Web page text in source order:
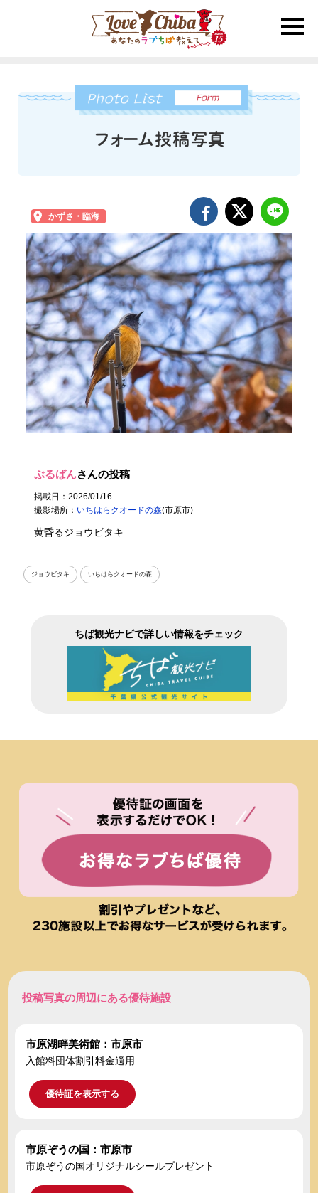
toggle
かずさ・臨海
ぶるばんさんの投稿
掲載日：2026/01/16
撮影場所： いちはらクオードの森(市原市)
黄昏るジョウビタキ
ジョウビタキ いちはらクオードの森
ちば観光ナビで詳しい情報をチェック
投稿写真の周辺にある優待施設
市原湖畔美術館：市原市
入館料団体割引料金適用
優待証を表示する
市原ぞうの国：市原市
市原ぞうの国オリジナルシールプレゼント